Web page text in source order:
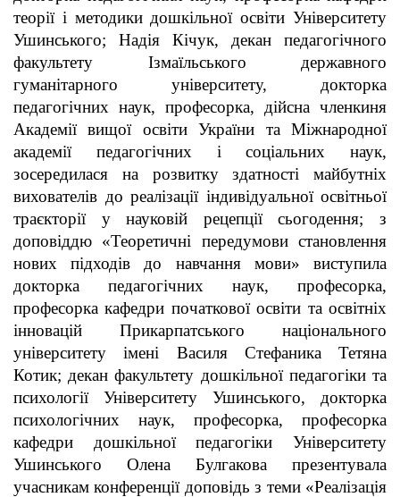
теорії і методики дошкільної освіти Університету
Ушинського; Надія Кічук, декан педагогічного
факультету Ізмаїльського державного
гуманітарного університету, докторка
педагогічних наук, професорка, дійсна членкиня
Академії вищої освіти України та Міжнародної
академії педагогічних і соціальних наук,
зосередилася на розвитку здатності майбутніх
вихователів до реалізації індивідуальної освітньої
траєкторії у науковій рецепції сьогодення; з
доповіддю «Теоретичні передумови становлення
нових підходів до навчання мови» виступила
докторка педагогічних наук, професорка,
професорка кафедри початкової освіти та освітніх
інновацій Прикарпатського національного
університету імені Василя Стефаника Тетяна
Котик; декан факультету дошкільної педагогіки та
психології Університету Ушинського, докторка
психологічних наук, професорка, професорка
кафедри дошкільної педагогіки Університету
Ушинського Олена Булгакова презентувала
учасникам конференції доповідь з теми «Реалізація